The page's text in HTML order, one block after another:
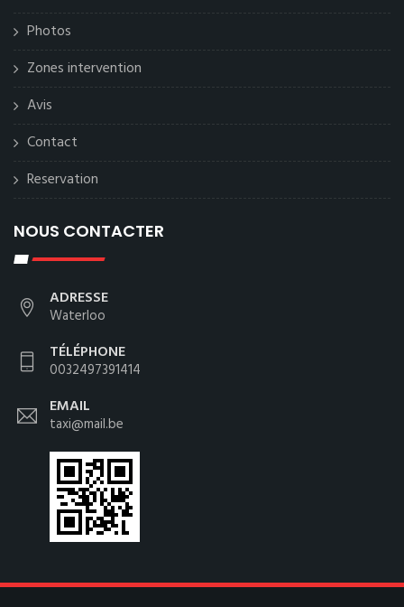
Photos
Zones intervention
Avis
Contact
Reservation
NOUS CONTACTER
ADRESSE
Waterloo
TÉLÉPHONE
0032497391414
EMAIL
taxi@mail.be